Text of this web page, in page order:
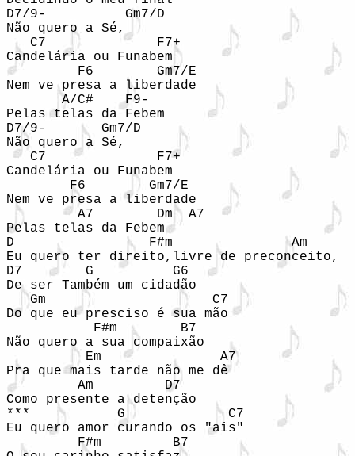
D7/9-          Gm7/D
Não quero a Sé,
   C7              F7+
Candelária ou Funabem
         F6        Gm7/E
Nem ve presa a liberdade
       A/C#    F9-
Pelas telas da Febem
D7/9-       Gm7/D
Não quero a Sé,
   C7              F7+
Candelária ou Funabem
        F6        Gm7/E
Nem ve presa a liberdade
         A7        Dm  A7
Pelas telas da Febem
D                 F#m
Eu quero ter direito,livre de preconceito,
D7        G          G6
De ser Também um cidadão
   Gm                     C7
Do que eu presciso é sua mão
           F#m        B7
Não quero a sua compaixão
          Em               A7
Pra que mais tarde não me dê
         Am         D7
Como presente a detenção
***           G             C7
Eu quero amor curando os "ais"
         F#m         B7